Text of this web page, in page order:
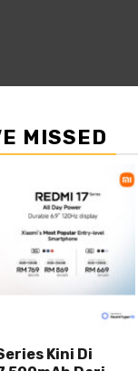
MISSED
Kini Di